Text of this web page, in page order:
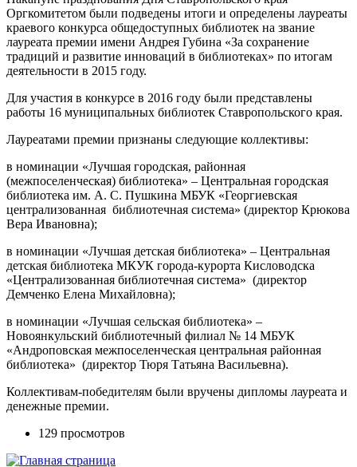
Оргкомитетом были подведены итоги и определены лауреаты
краевого конкурса общедоступных библиотек на звание
лауреата премии имени Андрея Губина «За сохранение
традиций и развитие инноваций в библиотеках» по итогам
деятельности в 2015 году.
Для участия в конкурсе в 2016 году были представлены
работы 16 муниципальных библиотек Ставропольского края.
Лауреатами премии признаны следующие коллективы:
в номинации «Лучшая городская, районная
(межпоселенческая) библиотека» – Центральная городская
библиотека им. А. С. Пушкина МБУК «Георгиевская
централизованная библиотечная система» (директор Крюкова
Вера Ивановна);
в номинации «Лучшая детская библиотека» – Центральная
детская библиотека МКУК города-курорта Кисловодска
«Централизованная библиотечная система» (директор
Демченко Елена Михайловна);
в номинации «Лучшая сельская библиотека» –
Новоянкульский библиотечный филиал № 14 МБУК
«Андроповская межпоселенческая центральная районная
библиотека» (директор Тюря Татьяна Васильевна).
Коллективам-победителям были вручены дипломы лауреата и
денежные премии.
129 просмотров